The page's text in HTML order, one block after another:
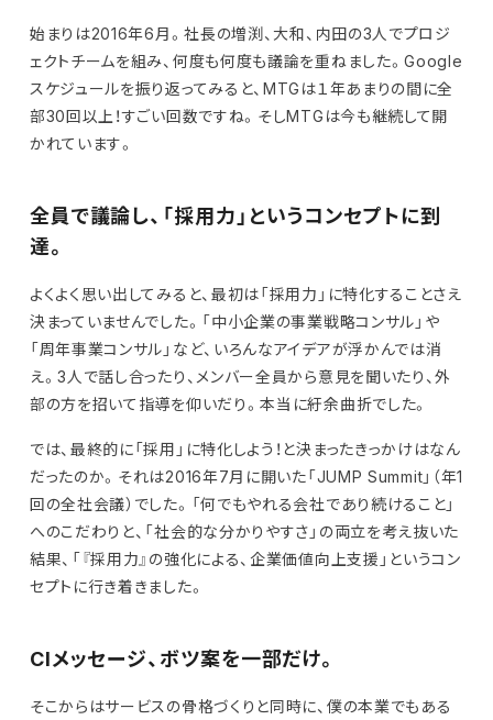
始まりは2016年6月。社長の増渕、大和、内田の3人でプロジ
ェクトチームを組み、何度も何度も議論を重ねました。Google
スケジュールを振り返ってみると、MTGは１年あまりの間に全
部30回以上！すごい回数ですね。そしMTGは今も継続して開
かれています。
全員で議論し、「採用力」というコンセプトに到
達。
よくよく思い出してみると、最初は「採用力」に特化することさえ
決まっていませんでした。「中小企業の事業戦略コンサル」や
「周年事業コンサル」など、いろんなアイデアが浮かんでは消
え。3人で話し合ったり、メンバー全員から意見を聞いたり、外
部の方を招いて指導を仰いだり。本当に紆余曲折でした。
では、最終的に「採用」に特化しよう！と決まったきっかけはなん
だったのか。それは2016年7月に開いた「JUMP Summit」（年1
回の全社会議）でした。「何でもやれる会社であり続けること」
へのこだわりと、「社会的な分かりやすさ」の両立を考え抜いた
結果、「『採用力』の強化による、企業価値向上支援」というコン
セプトに行き着きました。
CIメッセージ、ボツ案を一部だけ。
そこからはサービスの骨格づくりと同時に、僕の本業でもある